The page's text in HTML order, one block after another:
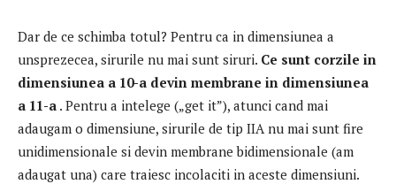
Dar de ce schimba totul? Pentru ca in dimensiunea a
unsprezecea, sirurile nu mai sunt siruri. Ce sunt corzile in
dimensiunea a 10-a devin membrane in dimensiunea
a 11-a . Pentru a intelege („get it”), atunci cand mai
adaugam o dimensiune, sirurile de tip IIA nu mai sunt fire
unidimensionale si devin membrane bidimensionale (am
adaugat una) care traiesc incolaciti in aceste dimensiuni.